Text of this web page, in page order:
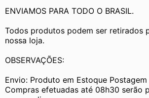
ENVIAMOS PARA TODO O BRASIL.
Todos produtos podem ser retirados
nossa loja.
OBSERVAÇÕES:
Envio: Produto em Estoque
Compras efetuadas até 08h30 serão